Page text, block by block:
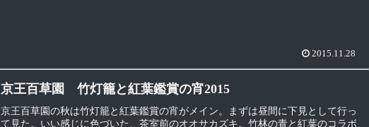
2015.11.28
京王百草園 竹灯籠と紅葉鑑賞の宵2015
京王百草園の秋は竹灯籠と紅葉鑑賞の宵がメイン。まずは昼間に下見として行っ
て見た。いい感じに色づいた、茶室前のオオサカズキ。竹林の青と紅葉のコラボ